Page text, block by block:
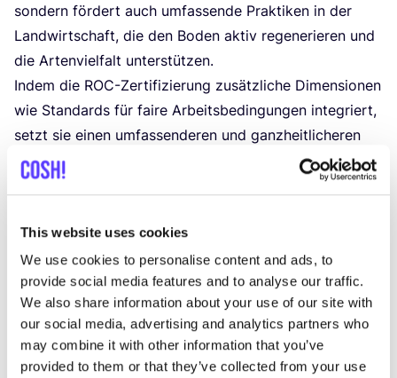
This website uses cookies
We use cookies to personalise content and ads, to
provide social media features and to analyse our traffic.
We also share information about your use of our site with
our social media, advertising and analytics partners who
may combine it with other information that you’ve
provided to them or that they’ve collected from your use
son­dern för­dert auch umfas­sen­de Prak­ti­ken in der
Land­wirt­schaft, die den Boden aktiv rege­ne­rie­ren und
die Arten­viel­falt unterstützen.
Indem die ROC-Zer­ti­fi­zie­rung zusätz­li­che Dimen­sio­nen
wie Stan­dards für fai­re Arbeits­be­din­gun­gen inte­griert,
setzt sie einen umfas­sen­de­ren und ganz­heit­li­che­ren
Stan­dard. Das Sie­gel kön­nen neben Landwirt*innen
auch Unter­neh­men tra­gen.
Mode­un­ter­neh­menwie
Appa­rel haben in ihren Sor­ti­men­ten bereits Klei­dung
mit ROC-Zertifizierung.
Trotz die­ser posi­ti­ven Aspek­te gibt es auch Kri­tik an
der Imple­men­tie­rung und Prak­ti­ka­bi­li­tät der ROC-
Zer­ti­fi­zie­rung. Sie betrifft etwa die Kos­ten der
Zer­ti­fi­zie­rung
. Die umfas­sen­den Anfor­de­run­gen